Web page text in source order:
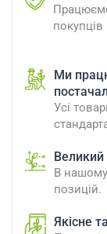
покупців
Ми
Усі
В нашому
позицій.
Якісне